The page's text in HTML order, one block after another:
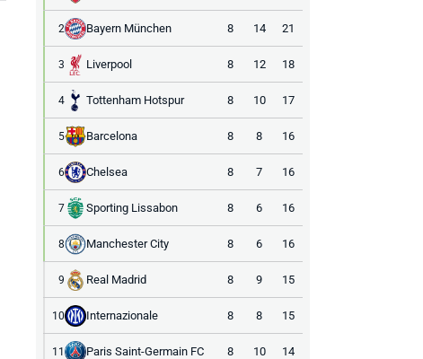
2 Bayern München 8 14 21
3 Liverpool 8 12 18
4 Tottenham Hotspur 8 10 17
5 Barcelona 8 8 16
6 Chelsea 8 7 16
7 Sporting Lissabon 8 6 16
8 Manchester City 8 6 16
9 Real Madrid 8 9 15
10 Internazionale 8 8 15
11 Paris Saint-Germain FC 8 10 14